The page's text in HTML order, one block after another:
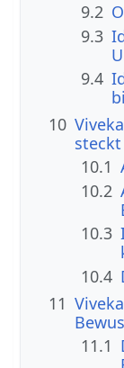
9.2
9.3
9.4
10
10.1
10.2
10.3
10.4
11
11.1